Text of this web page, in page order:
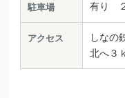
駐車場 有り
アクセス
しなの
北へ３